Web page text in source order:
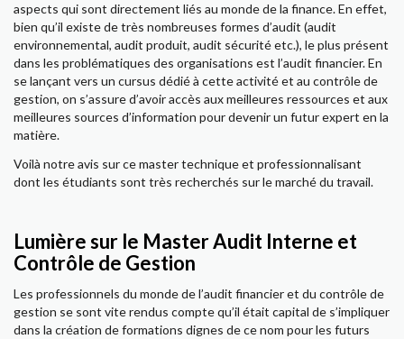
aspects qui sont directement liés au monde de la finance. En effet,
bien qu’il existe de très nombreuses formes d’audit (audit
environnemental, audit produit, audit sécurité etc.), le plus présent
dans les problématiques des organisations est l’audit financier. En
se lançant vers un cursus dédié à cette activité et au contrôle de
gestion, on s’assure d’avoir accès aux meilleures ressources et aux
meilleures sources d’information pour devenir un futur expert en la
matière.
Voilà notre avis sur ce master technique et professionnalisant
dont les étudiants sont très recherchés sur le marché du travail.
Lumière sur le Master Audit Interne et
Contrôle de Gestion
Les professionnels du monde de l’audit financier et du contrôle de
gestion se sont vite rendus compte qu’il était capital de s’impliquer
dans la création de formations dignes de ce nom pour les futurs